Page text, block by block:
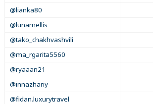
@lianka80
@lunamellis
@tako_chakhvashvili
@ma_rgarita5560
@ryaaan21
@innazhariy
@fidan.luxurytravel